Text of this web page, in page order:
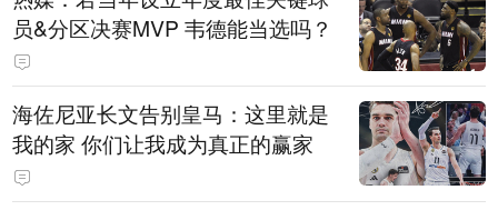
员&分区决赛MVP 韦德能当选吗？
海佐尼亚长文告别皇马：这里就是
我的家 你们让我成为真正的赢家